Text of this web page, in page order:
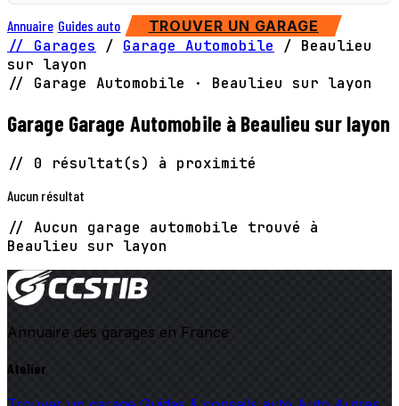
Annuaire Guides auto TROUVER UN GARAGE
// Garages / Garage Automobile / Beaulieu
sur layon
// Garage Automobile · Beaulieu sur layon
Garage Garage Automobile à Beaulieu sur layon
// 0 résultat(s) à proximité
Aucun résultat
// Aucun garage automobile trouvé à
Beaulieu sur layon
Annuaire des garages en France
Atelier